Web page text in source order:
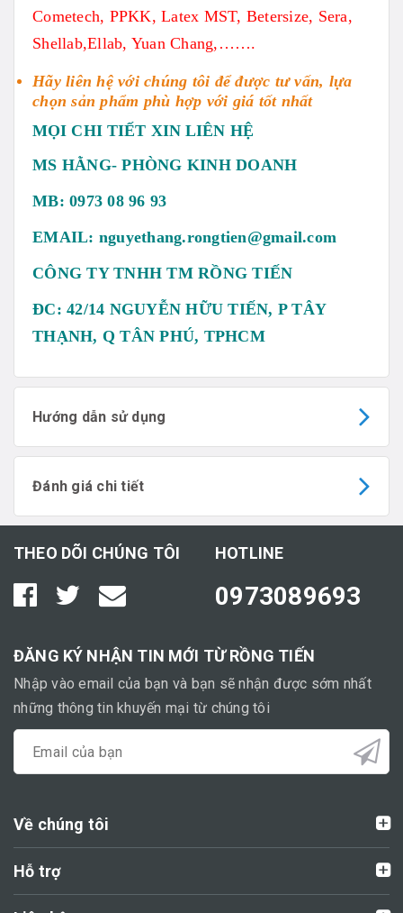
Cometech, PPKK, Latex MST, Betersize, Sera,
Shellab,Ellab, Yuan Chang,…….
Hãy liên hệ với chúng tôi để được tư vấn, lựa
chọn sản phẩm phù hợp với giá tốt nhất
MỌI CHI TIẾT XIN LIÊN HỆ
MS HẰNG- PHÒNG KINH DOANH
MB: 0973 08 96 93
EMAIL: nguyethang.rongtien@gmail.com
CÔNG TY TNHH TM RỒNG TIẾN
ĐC: 42/14 NGUYỄN HỮU TIẾN, P TÂY
THẠNH, Q TÂN PHÚ, TPHCM
Hướng dẫn sử dụng
Đánh giá chi tiết
THEO DÕI CHÚNG TÔI HOTLINE
0973089693
ĐĂNG KÝ NHẬN TIN MỚI TỪ RỒNG TIẾN
Nhập vào email của bạn và bạn sẽ nhận được sớm nhất
những thông tin khuyến mại từ chúng tôi
Về chúng tôi
Hỗ trợ